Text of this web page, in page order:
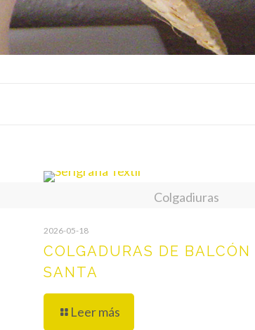
Colgadiuras
2026-05-18
COLGADURAS DE BALCÓN
SANTA
Leer más